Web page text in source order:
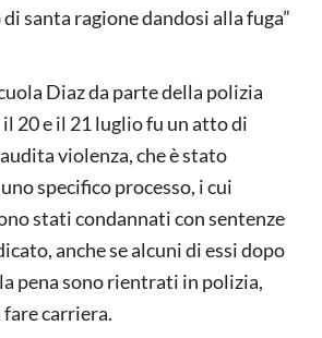
santa ragione dandosi alla fuga”
Diaz da parte della polizia
20 e il 21 luglio fu un atto di
violenza, che è stato
specifico processo, i cui
stati condannati con sentenze
anche se alcuni di essi dopo
pena sono rientrati in polizia,
carriera.